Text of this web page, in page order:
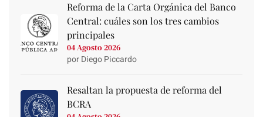
Reforma de la Carta Orgánica del Banco
Central: cuáles son los tres cambios
principales
04 Agosto 2026
por Diego Piccardo
Resaltan la propuesta de reforma del
BCRA